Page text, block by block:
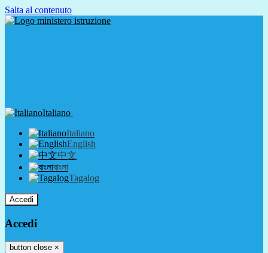
Salta al contenuto
Italiano
Italiano
English
中文
বাংলা
Tagalog
Accedi
Accedi
button close ×